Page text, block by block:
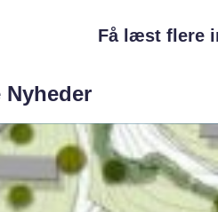
Få læst flere
Nyheder